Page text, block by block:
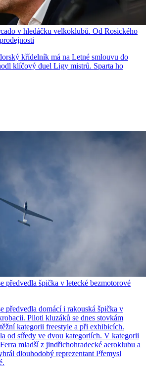
v hledáčku velkoklubů. Od Rosického
křídelník má na Letné smlouvu do
klíčový duel Ligy mistrů. Sparta ho
předvedla špička v letecké bezmotorové
předvedla domácí i rakouská špička v
Piloti kluzáků se dnes stovkám
kategorii freestyle a při exhibicích.
od středy ve dvou kategoriích. V kategorii
mladší z jindřichohradecké aeroklubu a
dlouhodobý reprezentant Přemysl